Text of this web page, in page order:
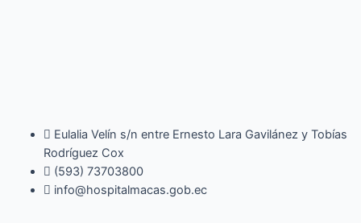
Eulalia Velín s/n entre Ernesto Lara Gavilánez y Tobías
Rodríguez Cox
(593) 73703800​
info@hospitalmacas.gob.ec